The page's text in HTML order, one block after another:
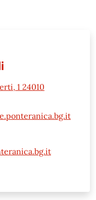
1 24010